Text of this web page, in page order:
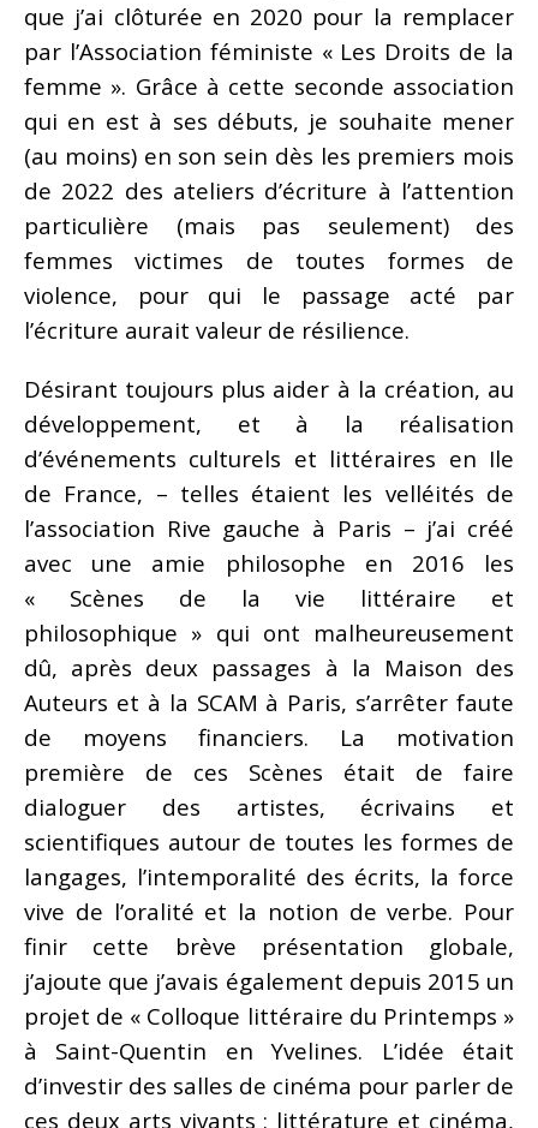
que j’ai clôturée en 2020 pour la remplacer
par l’Association féministe « Les Droits de la
femme ». Grâce à cette seconde association
qui en est à ses débuts, je souhaite mener
(au moins) en son sein dès les premiers mois
de 2022 des ateliers d’écriture à l’attention
particulière (mais pas seulement) des
femmes victimes de toutes formes de
violence, pour qui le passage acté par
l’écriture aurait valeur de résilience.
Désirant toujours plus aider à la création, au
développement, et à la réalisation
d’événements culturels et littéraires en Ile
de France, – telles étaient les velléités de
l’association Rive gauche à Paris – j’ai créé
avec une amie philosophe en 2016 les
« Scènes de la vie littéraire et
philosophique » qui ont malheureusement
dû, après deux passages à la Maison des
Auteurs et à la SCAM à Paris, s’arrêter faute
de moyens financiers. La motivation
première de ces Scènes était de faire
dialoguer des artistes, écrivains et
scientifiques autour de toutes les formes de
langages, l’intemporalité des écrits, la force
vive de l’oralité et la notion de verbe. Pour
finir cette brève présentation globale,
j’ajoute que j’avais également depuis 2015 un
projet de « Colloque littéraire du Printemps »
à Saint-Quentin en Yvelines. L’idée était
d’investir des salles de cinéma pour parler de
ces deux arts vivants : littérature et cinéma,